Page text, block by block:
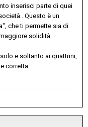
inserisci parte di quei
Questo è un
che ti permette sia di
solidità
e soltanto ai quattrini,
corretta.